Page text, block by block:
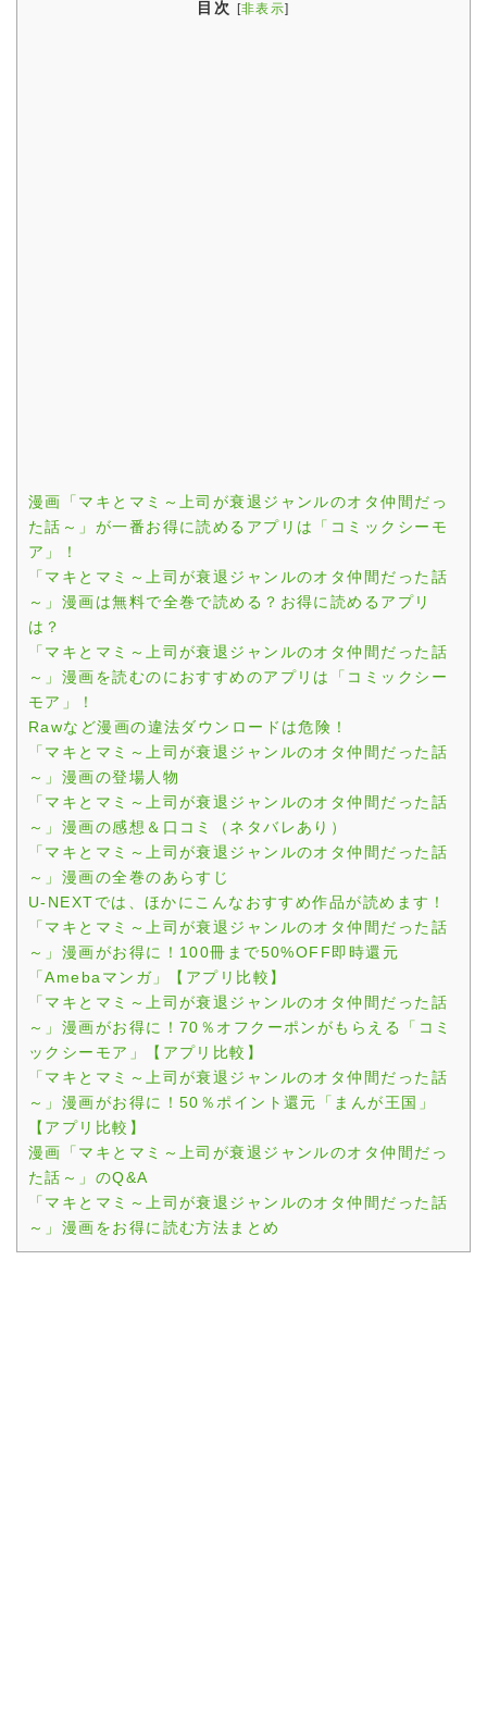
目次 [非表示]
漫画「マキとマミ～上司が衰退ジャンルのオタ仲間だっ
た話～」が一番お得に読めるアプリは「コミックシーモ
ア」！
「マキとマミ～上司が衰退ジャンルのオタ仲間だった話
～」漫画は無料で全巻で読める？お得に読めるアプリ
は？
「マキとマミ～上司が衰退ジャンルのオタ仲間だった話
～」漫画を読むのにおすすめのアプリは「コミックシー
モア」！
Rawなど漫画の違法ダウンロードは危険！
「マキとマミ～上司が衰退ジャンルのオタ仲間だった話
～」漫画の登場人物
「マキとマミ～上司が衰退ジャンルのオタ仲間だった話
～」漫画の感想＆口コミ（ネタバレあり）
「マキとマミ～上司が衰退ジャンルのオタ仲間だった話
～」漫画の全巻のあらすじ
U-NEXTでは、ほかにこんなおすすめ作品が読めます！
「マキとマミ～上司が衰退ジャンルのオタ仲間だった話
～」漫画がお得に！100冊まで50%OFF即時還元
「Amebaマンガ」【アプリ比較】
「マキとマミ～上司が衰退ジャンルのオタ仲間だった話
～」漫画がお得に！70％オフクーポンがもらえる「コミ
ックシーモア」【アプリ比較】
「マキとマミ～上司が衰退ジャンルのオタ仲間だった話
～」漫画がお得に！50％ポイント還元「まんが王国」
【アプリ比較】
漫画「マキとマミ～上司が衰退ジャンルのオタ仲間だっ
た話～」のQ&A
「マキとマミ～上司が衰退ジャンルのオタ仲間だった話
～」漫画をお得に読む方法まとめ